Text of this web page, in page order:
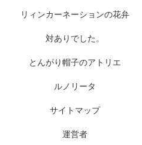
リィンカーネーションの花弁
対ありでした。
とんがり帽子のアトリエ
ルノリータ
サイトマップ
運営者